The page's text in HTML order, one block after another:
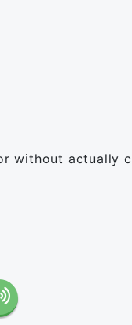
without actually